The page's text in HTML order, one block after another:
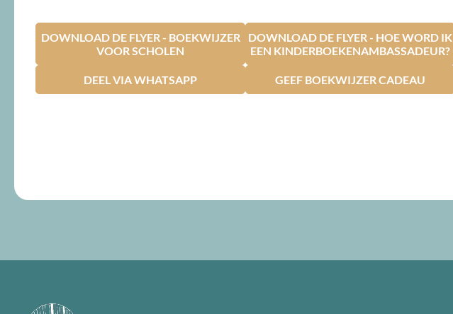
DOWNLOAD DE FLYER - BOEKWIJZER
VOOR SCHOLEN
DOWNLOAD DE FLYER - HOE WORD IK
EEN KINDERBOEKENAMBASSADEUR?
DEEL VIA WHATSAPP GEEF BOEKWIJZER CADEAU